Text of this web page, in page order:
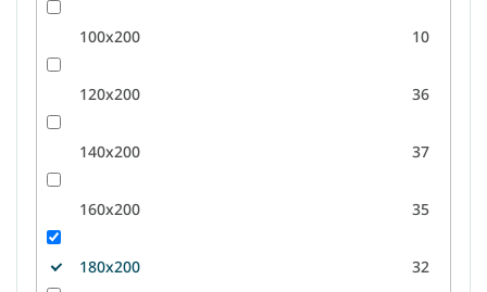
100x200 10
120x200 36
140x200 37
160x200 35
180x200 32